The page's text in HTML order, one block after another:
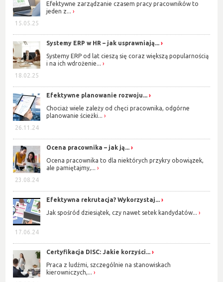
15.05.25
Efektywne zarządzanie czasem pracy pracowników to
jeden z...
18.02.25
Systemy ERP w HR – jak usprawniają...
Systemy ERP od lat cieszą się coraz większą popularnością
i na ich wdrożenie...
26.11.24
Efektywne planowanie rozwoju...
Chociaż wiele zależy od chęci pracownika, odgórne
planowanie ścieżki...
23.08.24
Ocena pracownika – jak ją...
Ocena pracownika to dla niektórych przykry obowiązek,
ale pamiętajmy,...
17.06.24
Efektywna rekrutacja? Wykorzystaj...
Jak spośród dziesiątek, czy nawet setek kandydatów...
Certyfikacja DISC: Jakie korzyści...
Praca z ludźmi, szczególnie na stanowiskach
kierowniczych,...